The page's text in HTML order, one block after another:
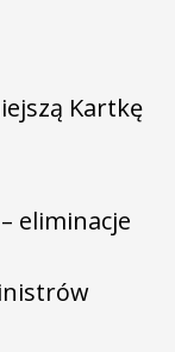
Kartkę
eliminacje